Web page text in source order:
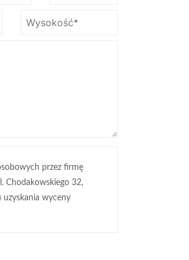
przez firmę
Chodakowskiego 32,
wyceny